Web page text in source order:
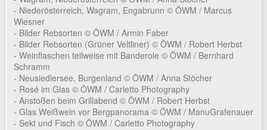
- Niederösterreich, Wagram, Engabrunn © ÖWM / Marcus
Wiesner
- Bilder Rebsorten © ÖWM / Armin Faber
- Bilder Rebsorten (Grüner Veltliner) © ÖWM / Robert Herbst
- Weinflaschen teilweise mit Banderole © ÖWM / Bernhard
Schramm
- Neusiedlersee, Burgenland © ÖWM / Anna Stöcher
- Rosé im Glas © ÖWM / Carletto Photography
- Anstoßen beim Grillabend © ÖWM / Robert Herbst
- Glas Weißwein vor Bergpanorama © ÖWM / ManuGrafenauer
- Sekt und Fisch © ÖWM / Carletto Photography